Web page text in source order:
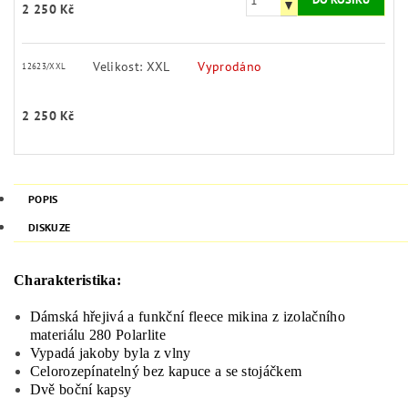
2 250 Kč
12623/XXL Velikost: XXL Vyprodáno
2 250 Kč
POPIS
DISKUZE
Charakteristika:
Dámská hřejivá a funkční fleece mikina z izolačního
materiálu 280 Polarlite
Vypadá jakoby byla z vlny
Celorozepínatelný bez kapuce a se stojáčkem
Dvě boční kapsy